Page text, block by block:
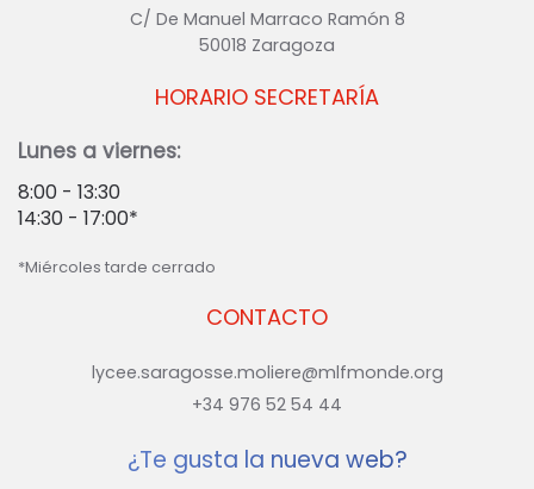
C/ De Manuel Marraco Ramón 8
50018 Zaragoza
CONTACTO
lycee.saragosse.moliere@mlfmonde.org
+34 976 52 54 44
HORARIO SECRETARÍA
Lunes a viernes:
8:00 - 13:30
14:30 - 17:00*
*Miércoles tarde cerrado
¿Te gusta la nueva web?